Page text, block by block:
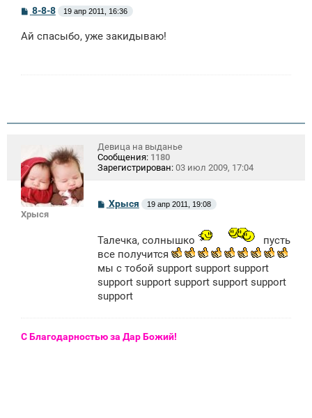
С
о
б
8-8-8 19 апр 2011, 16:36
Ай спасыбо, уже закидываю!
Хрыся
Девица на выданье
Сообщения: 1180
Зарегистрирован: 03 июл 2009, 17:04
С
о
щ
е
н
и
е
Хрыся 19 апр 2011, 19:08
Талечка, солнышко
пусть
все получится
мы с тобой support support support
support support support support support
support
С Благодарностью за Дар Божий!